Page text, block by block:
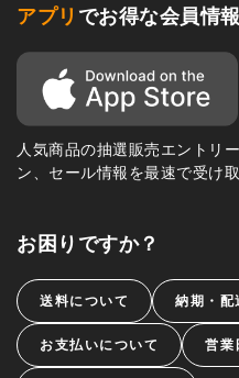
アプリ でお得な会員情
人気商品の抽選販売エントリ
ン、セール情報を最速で受け
お困りですか？
送料について 納期・配
お支払いについて 営業